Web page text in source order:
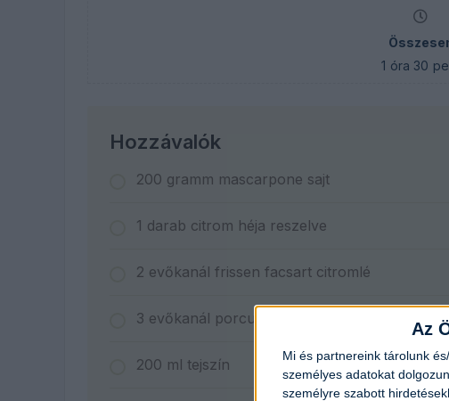
Az
Mi és partnereink tárolunk
személyes adatokat
személyre szabott
1 óra 30
Hozzávalók
200 gramm mascarpone sajt
1 darab citrom héja reszelve
2 evőkanál frissen facsart citromlé
3 evőkanál porcukor
200 ml tejszín